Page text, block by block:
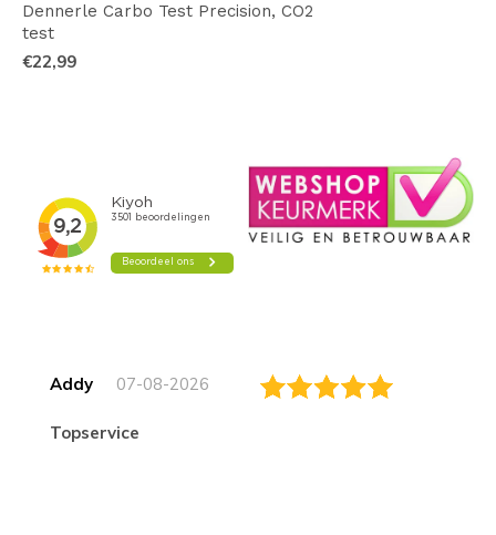
Dennerle Carbo Test Precision, CO2
test
€22,99
Addy 07-08-2026
topservice